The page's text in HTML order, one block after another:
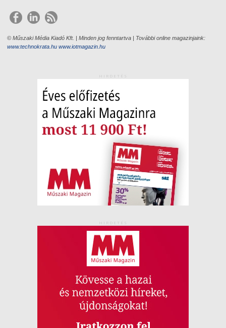
© Műszaki Média Kiadó Kft. | Minden jog fenntartva | További online magazinjaink:
www.technokrata.hu www.iotmagazin.hu
HIRDETÉS
HIRDETÉS